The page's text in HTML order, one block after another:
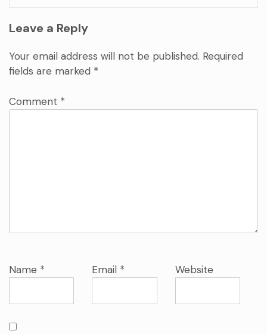
Leave a Reply
Your email address will not be published. Required
fields are marked *
Comment *
Name * Email * Website